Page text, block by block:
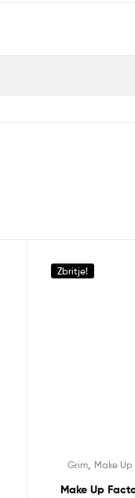
Zbritje!
Grim Make
Make Up